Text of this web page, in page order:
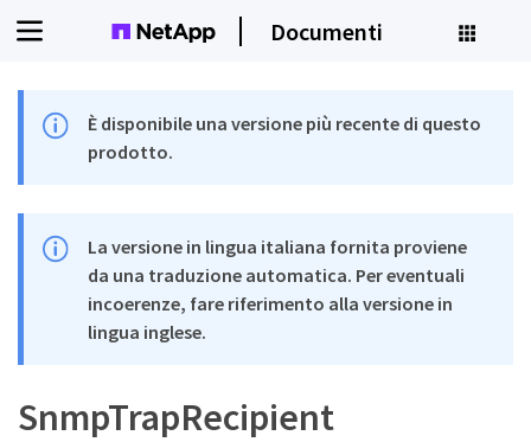
Documenti
È disponibile una versione più recente di questo
prodotto.
La versione in lingua italiana fornita proviene
da una traduzione automatica. Per eventuali
incoerenze, fare riferimento alla versione in
lingua inglese.
SnmpTrapRecipient